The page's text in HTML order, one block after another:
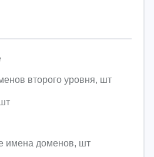
второго уровня, шт
имена доменов, шт